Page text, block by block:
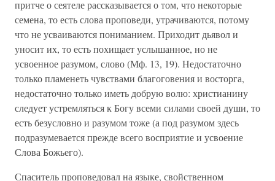
притче о сеятеле рассказывается о том, что некоторые
семена, то есть слова проповеди, утрачиваются, потому
что не усваиваются пониманием. Приходит дьявол и
уносит их, то есть похищает услышанное, но не
усвоенное разумом, слово (Мф. 13, 19). Недостаточно
только пламенеть чувствами благоговения и восторга,
недостаточно только иметь добрую волю: христианину
следует устремляться к Богу всеми силами своей души, то
есть безусловно и разумом тоже (а под разумом здесь
подразумевается прежде всего восприятие и усвоение
Слова Божьего).
Спаситель проповедовал на языке, свойственном